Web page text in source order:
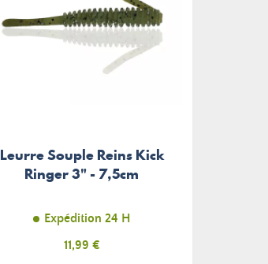
Leurre Souple Reins Kick
Ringer 3" - 7,5cm
Expédition 24 H
Prix
11,99 €